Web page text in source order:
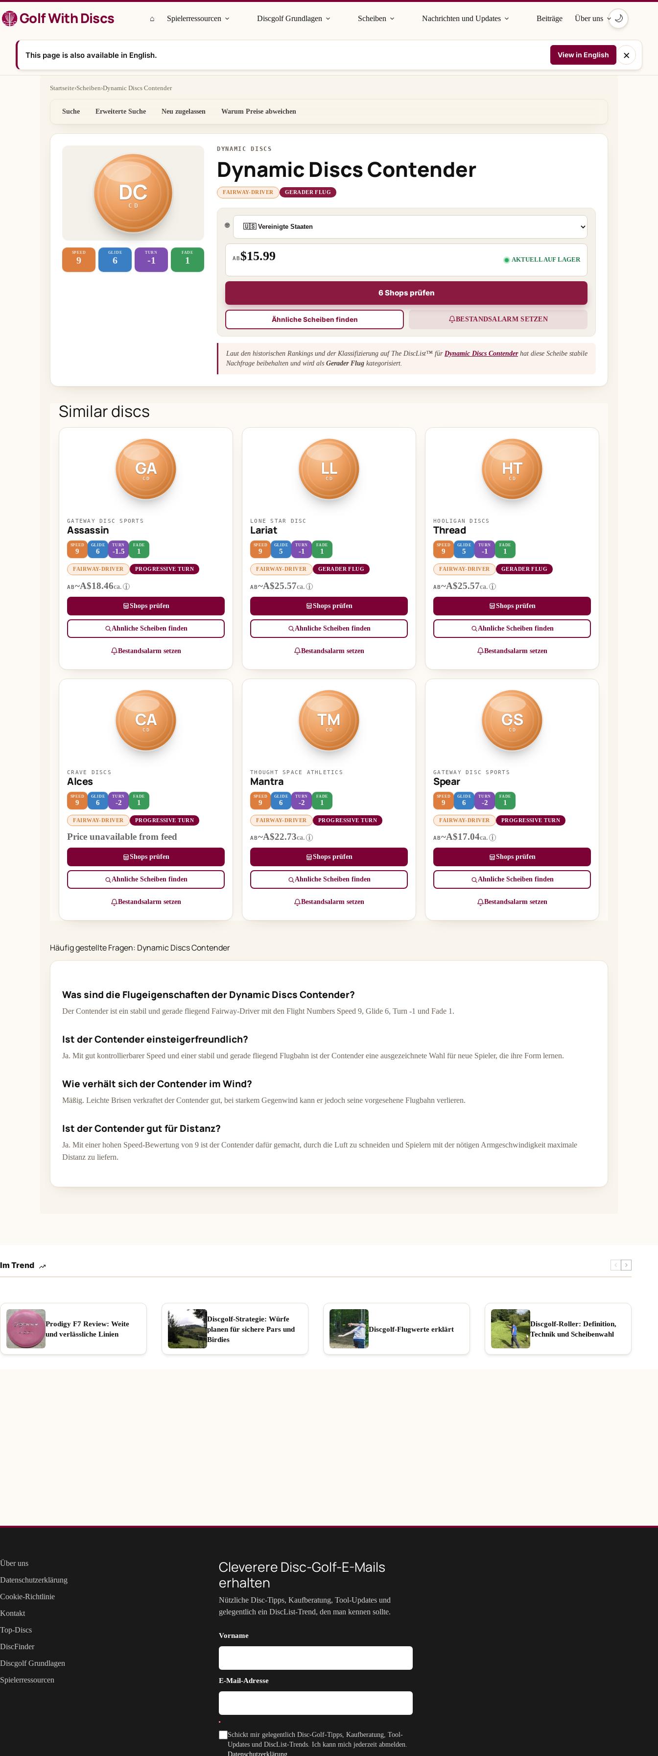
Inhalt
springenGolf With Discs ⌂ Spielerressourcen Discgolf Grundlagen Scheiben Nachrichten und Updates Beiträge Über uns 🌙
This page is also available in English. View in English ×
Startseite›Scheiben›Dynamic Discs Contender
Suche Erweiterte Suche Neu zugelassen Warum Preise abweichen
DC
CD
SPEED
9
GLIDE
6
TURN
-1
FADE
1
DYNAMIC DISCS
Dynamic Discs Contender
FAIRWAY-DRIVER GERADER FLUG
🌐
AB$15.99 AKTUELL AUF LAGER
6 Shops prüfen
Ähnliche Scheiben finden BESTANDSALARM SETZEN
Laut den historischen Rankings und der Klassifizierung auf The DiscList™ für Dynamic Discs Contenderhat diese Scheibe stabile
Nachfrage beibehalten und wird als Gerader Flug kategorisiert.
Similar discs
GA
CD
GATEWAY DISC SPORTS
Assassin
SPEED
9
GLIDE
6
TURN
-1.5
FADE
1
FAIRWAY-DRIVER PROGRESSIVE TURN
AB~A$18.46ca. i
Shops prüfen
Ähnliche Scheiben finden
Bestandsalarm setzen
LL
CD
LONE STAR DISC
Lariat
SPEED
9
GLIDE
5
TURN
-1
FADE
1
FAIRWAY-DRIVER GERADER FLUG
AB~A$25.57ca. i
Shops prüfen
Ähnliche Scheiben finden
Bestandsalarm setzen
HT
CD
HOOLIGAN DISCS
Thread
SPEED
9
GLIDE
5
TURN
-1
FADE
1
FAIRWAY-DRIVER GERADER FLUG
AB~A$25.57ca. i
Shops prüfen
Ähnliche Scheiben finden
Bestandsalarm setzen
CA
CD
CRAVE DISCS
Alces
SPEED
9
GLIDE
6
TURN
-2
FADE
1
FAIRWAY-DRIVER PROGRESSIVE TURN
Price unavailable from feed
Shops prüfen
Ähnliche Scheiben finden
Bestandsalarm setzen
TM
CD
THOUGHT SPACE ATHLETICS
Mantra
SPEED
9
GLIDE
6
TURN
-2
FADE
1
FAIRWAY-DRIVER PROGRESSIVE TURN
AB~A$22.73ca. i
Shops prüfen
Ähnliche Scheiben finden
Bestandsalarm setzen
GS
CD
GATEWAY DISC SPORTS
Spear
SPEED
9
GLIDE
6
TURN
-2
FADE
1
FAIRWAY-DRIVER PROGRESSIVE TURN
AB~A$17.04ca. i
Shops prüfen
Ähnliche Scheiben finden
Bestandsalarm setzen
Häufig gestellte Fragen: Dynamic Discs Contender
Was sind die Flugeigenschaften der Dynamic Discs Contender?
Der Contender ist ein stabil und gerade fliegend Fairway-Driver mit den Flight Numbers Speed 9, Glide 6, Turn -1 und Fade 1.
Ist der Contender einsteigerfreundlich?
Ja. Mit gut kontrollierbarer Speed und einer stabil und gerade fliegend Flugbahn ist der Contender eine ausgezeichnete Wahl für neue Spieler, die ihre Form lernen.
Wie verhält sich der Contender im Wind?
Mäßig. Leichte Brisen verkraftet der Contender gut, bei starkem Gegenwind kann er jedoch seine vorgesehene Flugbahn verlieren.
Ist der Contender gut für Distanz?
Ja. Mit einer hohen Speed-Bewertung von 9 ist der Contender dafür gemacht, durch die Luft zu schneiden und Spielern mit der nötigen Armgeschwindigkeit maximale
Distanz zu liefern.
Im Trend
Prodigy F7 Review: Weite
und verlässliche Linien
Discgolf-Strategie: Würfe
planen für sichere Pars und
Birdies
Discgolf-Flugwerte erklärt
Discgolf-Roller: Definition,
Technik und Scheibenwahl
Über uns
Datenschutzerklärung
Cookie-Richtlinie
Kontakt
Top-Discs
DiscFinder
Discgolf Grundlagen
Spielerressourcen
Cleverere Disc-Golf-E-Mails
erhalten
Nützliche Disc-Tipps, Kaufberatung, Tool-Updates und
gelegentlich ein DiscList-Trend, den man kennen sollte.
Vorname
E-Mail-Adresse
Schickt mir gelegentlich Disc-Golf-Tipps, Kaufberatung, Tool-
Updates und DiscList-Trends. Ich kann mich jederzeit abmelden.
Datenschutzerklärung